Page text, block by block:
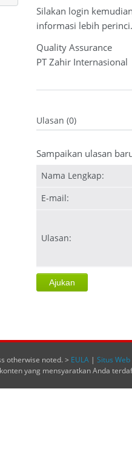
Silakan login
informasi lebih perinci.
Quality Assurance
PT Zahir Internasional
Ulasan (0)
Sampaikan ulasan
Nama Lengkap:
E-mail:
Ulasan:
otherwise noted. > EULA | Situs
yang mensyaratkan Anda